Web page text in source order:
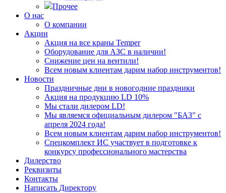
Прочее
О нас
О компании
Акции
Акция на все краны Temper
Оборудование для АЗС в наличии!
Снижение цен на вентили!
Всем новым клиентам дарим набор инструментов!
Новости
Праздничные дни в новогодние праздники
Акция на продукцию LD 10%
Мы стали дилером LD!
Мы являемся официальным дилером "БАЗ" с
апреля 2024 года!
Всем новым клиентам дарим набор инструментов!
Спецкомплект ИС участвует в подготовке к
конкурсу профессионального мастерства
Дилерство
Реквизиты
Контакты
Написать Директору